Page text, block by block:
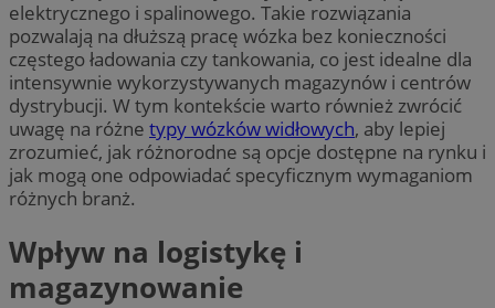
elektrycznego i spalinowego. Takie rozwiązania
pozwalają na dłuższą pracę wózka bez konieczności
częstego ładowania czy tankowania, co jest idealne dla
intensywnie wykorzystywanych magazynów i centrów
dystrybucji. W tym kontekście warto również zwrócić
uwagę na różne typy wózków widłowych, aby lepiej
zrozumieć, jak różnorodne są opcje dostępne na rynku i
jak mogą one odpowiadać specyficznym wymaganiom
różnych branż.
Wpływ na logistykę i
magazynowanie